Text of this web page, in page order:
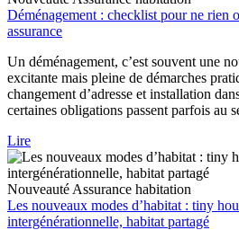
Déménagement : checklist pour ne rien
assurance
Un déménagement, c’est souvent une
excitante mais pleine de démarches
changement d’adresse et installation
certaines obligations passent parfois au
Lire
Nouveauté Assurance habitation
Les nouveaux modes d’habitat : tiny
intergénérationnelle, habitat partagé